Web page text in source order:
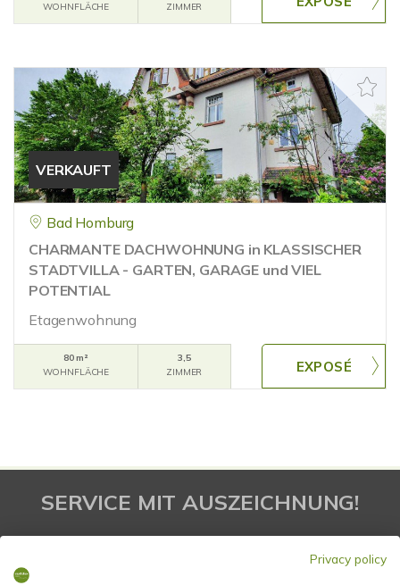
WOHNFLÄCHE
ZIMMER
VERKAUFT
Bad Homburg
CHARMANTE DACHWOHNUNG in KLASSISCHER
STADTVILLA - GARTEN, GARAGE und VIEL
POTENTIAL
Etagenwohnung
80 m²
WOHNFLÄCHE
3,5
ZIMMER
SERVICE MIT AUSZEICHNUNG!
Privacy policy